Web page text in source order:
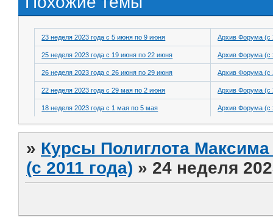
23 неделя 2023 года с 5 июня по 9 июня Архив Форума (с
25 неделя 2023 года с 19 июня по 22 июня Архив Форума (с
26 неделя 2023 года с 26 июня по 29 июня Архив Форума (с
22 неделя 2023 года с 29 мая по 2 июня Архив Форума (с
18 неделя 2023 года с 1 мая по 5 мая Архив Форума (с
» Курсы Полиглота
(с 2011 года) » 24 неделя